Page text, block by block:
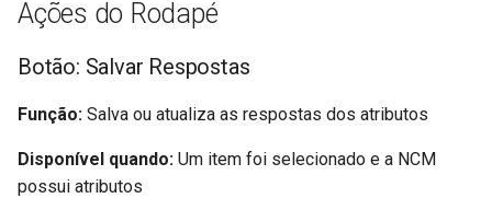
Ações do Rodapé
Botão: Salvar Respostas
Função: Salva ou atualiza as respostas dos atributos
Disponível quando: Um item foi selecionado e a NCM
possui atributos